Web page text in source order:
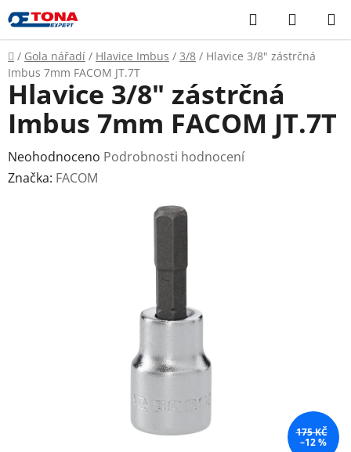
Přejít
na
obsah
Hledat
KOŠÍK
Domů
/ Gola nářadí / Hlavice Imbus / 3/8 / Hlavice 3/8" zástrčná
Imbus 7mm FACOM JT.7T
Hlavice 3/8" zástrčná
Imbus 7mm FACOM JT.7T
Průměrné
hodnocení
Neohodnoceno Podrobnosti hodnocení
Značka: FACOM
175 KČ
–12 %